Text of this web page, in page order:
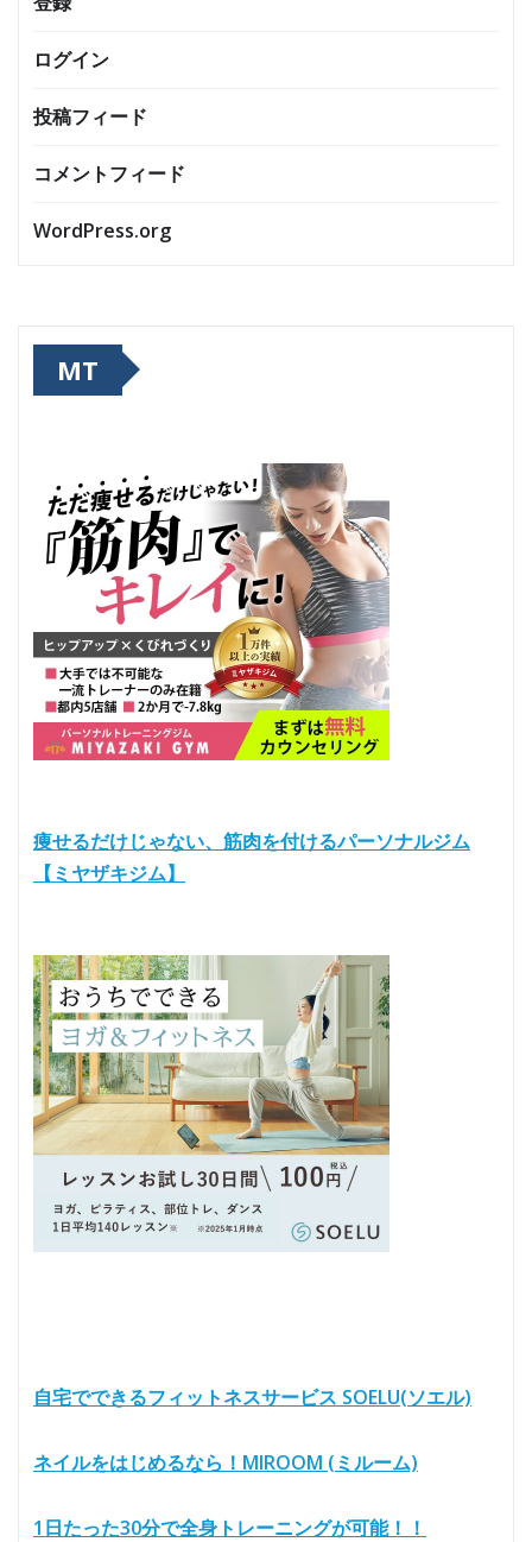
ログイン
投稿フィード
コメントフィード
WordPress.org
MT
痩せるだけじゃない、筋肉を付けるパーソナルジム
【ミヤザキジム】
自宅でできるフィットネスサービス SOELU(ソエル)
ネイルをはじめるなら！MIROOM (ミルーム)
1日たった30分で全身トレーニングが可能！！